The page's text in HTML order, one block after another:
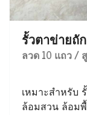
รั้วตาข่ายถั
ลวด 10 แถว /
เหมาะสำหรับ
ล้อมสวน ล้อม